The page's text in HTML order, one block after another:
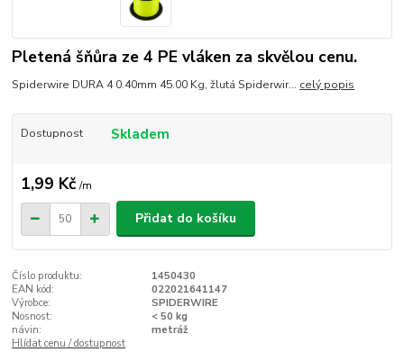
Pletená šňůra ze 4 PE vláken za skvělou cenu.
Spiderwire DURA 4 0.40mm 45.00 Kg, žlutá Spiderwir... celý popis
Dostupnost Skladem
1,99 Kč /m
Přidat do košíku
Číslo produktu:
1450430
EAN kód:
022021641147
Výrobce:
SPIDERWIRE
Nosnost:
< 50 kg
návin:
metráž
Hlídat cenu / dostupnost